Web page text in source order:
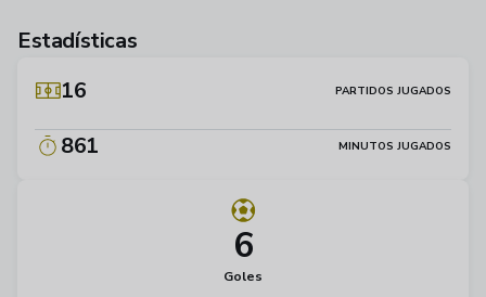
Estadísticas
16
PARTIDOS JUGADOS
861 MINUTOS JUGADOS
6
Goles